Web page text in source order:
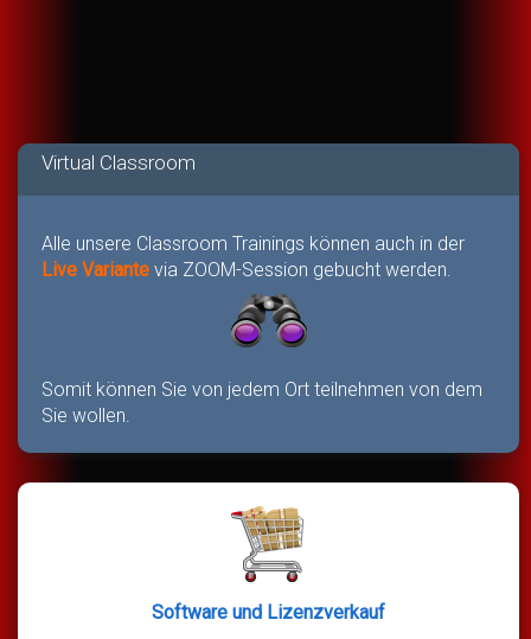
Virtual Classroom
Alle unsere Classroom Trainings können auch in der
Live Variante via ZOOM-Session gebucht werden.
Somit können Sie von jedem Ort teilnehmen von dem
Sie wollen.
Software und Lizenzverkauf